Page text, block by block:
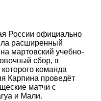
России официально
расширенный
мартовский учебно-
сбор, в
команда
Карпина проведёт
матчи с
и Мали.